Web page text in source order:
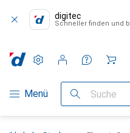
digitec
Schneller finden und
Navigation nach Kategorien
Menü Suche
Einstellungen
Kundenkonto
Vergleichslisten
Merklisten
Warenkorb